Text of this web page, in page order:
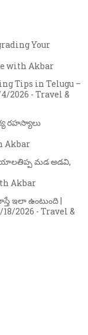
Your
with Akbar
Tips in Telugu –
2026 - Travel &
రహస్యాలు
Akbar
మడ అడవి,
Akbar
ఇలా ఉంటుంది |
18/2026 - Travel &